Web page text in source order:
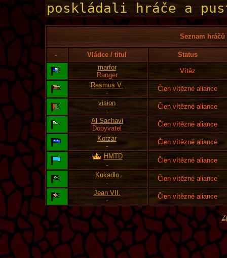
Seznam
- Vládce / titul
Status
marfor
Ranger
Vítěz
Rasmus V.
-
Člen vítězné aliance
vision
-
Člen vítězné aliance
Al Sachavi
Dobyvatel
Člen vítězné aliance
Korzar
-
Člen vítězné aliance
HMTD
-
Člen vítězné aliance
Kukadlo
-
Člen vítězné aliance
Jean VII.
-
Člen vítězné aliance